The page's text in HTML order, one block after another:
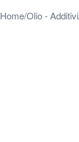
HomeOlio - Additivi